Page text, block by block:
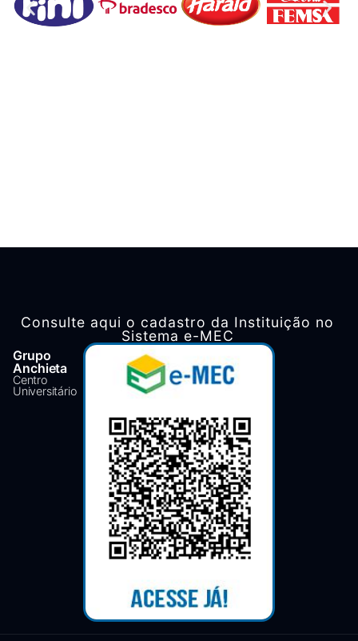
Grupo
Anchieta
Centro
Universitário
Consulte aqui o cadastro da Instituição no
Sistema e-MEC